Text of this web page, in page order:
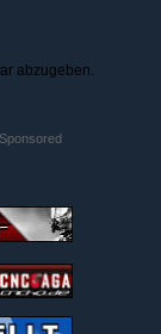
abzugeben.
Sponsored